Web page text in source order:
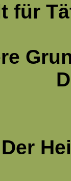
für
Der